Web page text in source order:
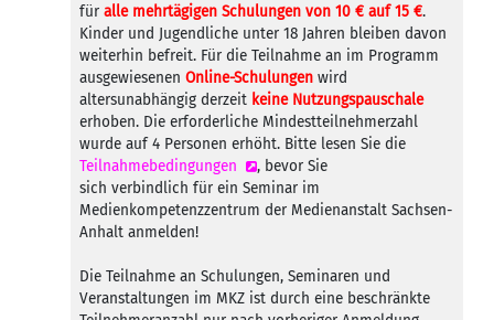
für alle mehrtägigen Schulungen von 10 € auf 15 €.
Kinder und Jugendliche unter 18 Jahren bleiben davon
weiterhin befreit. Für die Teilnahme an im Programm
ausgewiesenen Online-Schulungen wird
altersunabhängig derzeit keine Nutzungspauschale
erhoben. Die erforderliche Mindestteilnehmerzahl
wurde auf 4 Personen erhöht. Bitte lesen Sie die
Teilnahmebedingungen
, bevor Sie
sich verbindlich für ein Seminar im
Medienkompetenzzentrum der Medienanstalt Sachsen-
Anhalt anmelden!
Die Teilnahme an Schulungen, Seminaren und
Veranstaltungen im MKZ ist durch eine beschränkte